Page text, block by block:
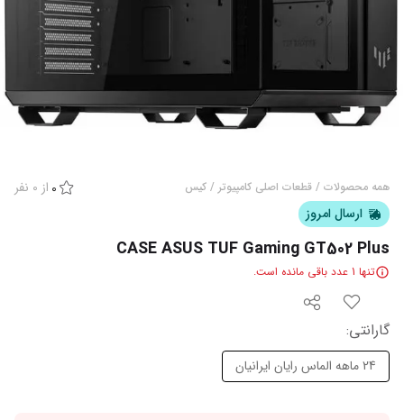
همه محصولات / قطعات اصلی کامپیوتر / کیس 0 از 0 نفر
ارسال امروز
CASE ASUS TUF Gaming GT502 Plus
تنها 1 عدد باقی مانده است.
گارانتی:
24 ماهه الماس رایان ایرانیان